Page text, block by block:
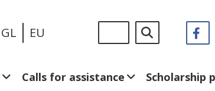
GL EU
en: in
Calls for assistance Scholarship